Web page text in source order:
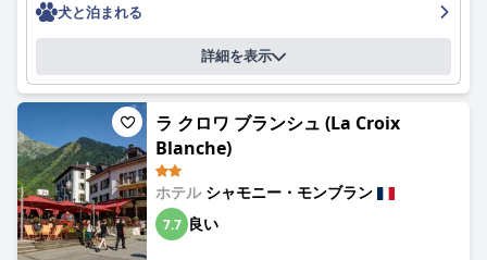
犬と泊まれる
詳細を表示
ラ クロワ ブランシュ (La Croix
Blanche)
ホテル シャモニー・モンブラン
7.7 良い